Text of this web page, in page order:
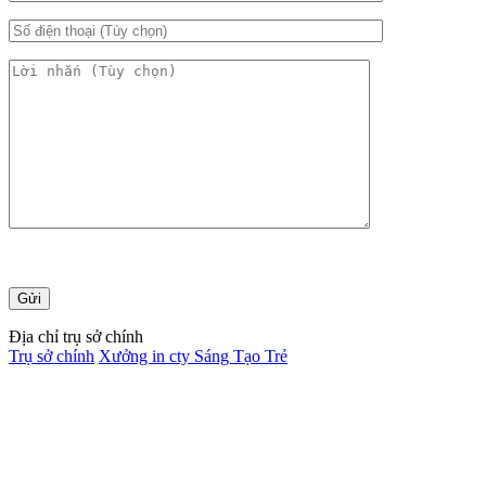
Địa chỉ trụ sở chính
Trụ sở chính Xưởng in cty Sáng Tạo Trẻ